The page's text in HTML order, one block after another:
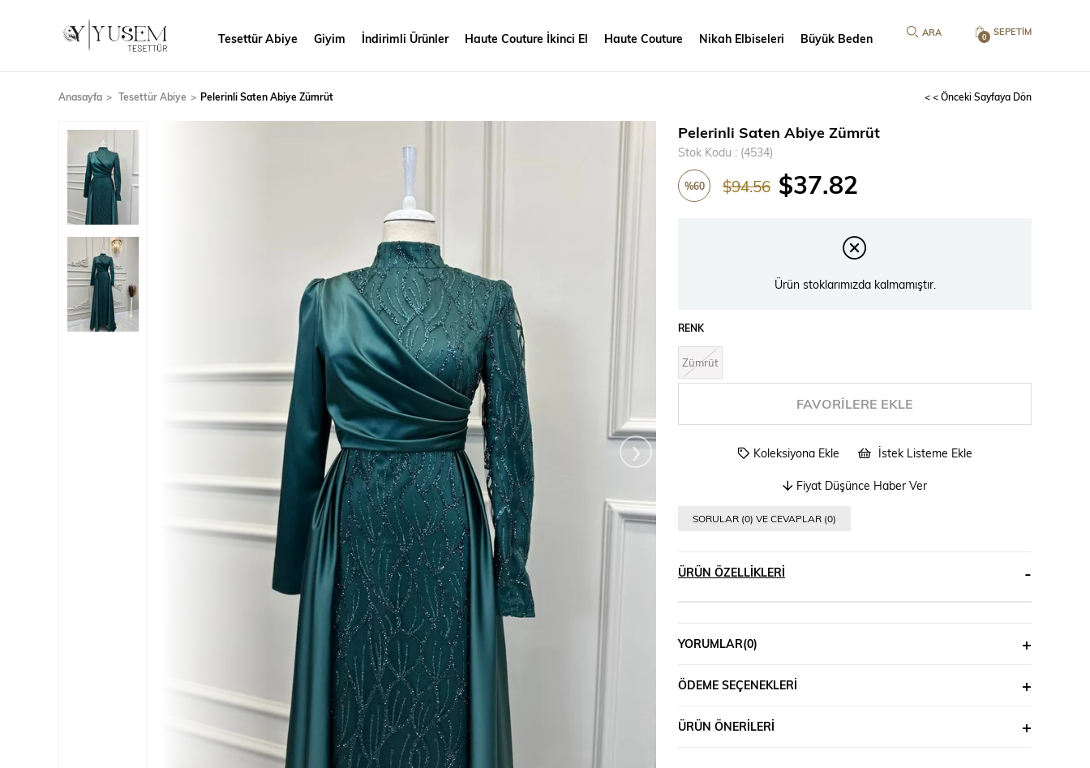
SEPETIM
0
Tesettür Abiye Giyim İndirimli Ürünler Haute Couture İkinci El Haute Couture Nikah Elbiseleri Büyük Beden
Anasayfa Tesettür Abiye Pelerinli Saten Abiye Zümrüt < < Önceki Sayfaya Dön
›
Pelerinli Saten Abiye Zümrüt
Stok Kodu (4534)
%60 $94.56 $37.82
Ürün stoklarımızda kalmamıştır.
RENK
Zümrüt
FAVORILERE EKLE
Koleksiyona Ekle İstek Listeme Ekle
Fiyat Düşünce Haber Ver
SORULAR (0) VE CEVAPLAR (0)
ÜRÜN ÖZELLIKLERI
YORUMLAR(0)
ÖDEME SEÇENEKLERI
ÜRÜN ÖNERILERI